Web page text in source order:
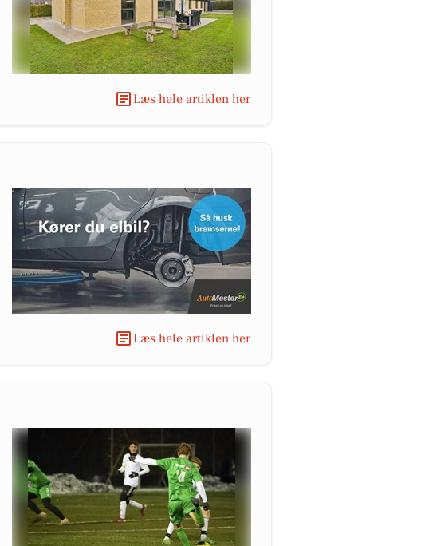
Læs hele artiklen her
Læs hele artiklen her